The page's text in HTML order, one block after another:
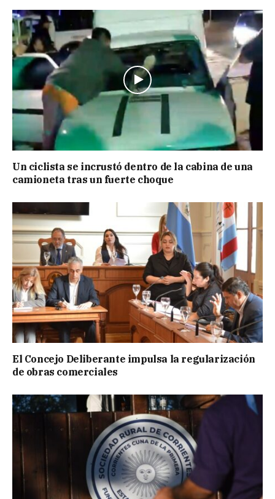
Un ciclista se incrustó dentro de la cabina de una
camioneta tras un fuerte choque
El Concejo Deliberante impulsa la regularización
de obras comerciales